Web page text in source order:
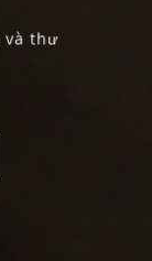
và thư